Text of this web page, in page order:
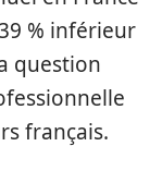
% inférieur
question
français.